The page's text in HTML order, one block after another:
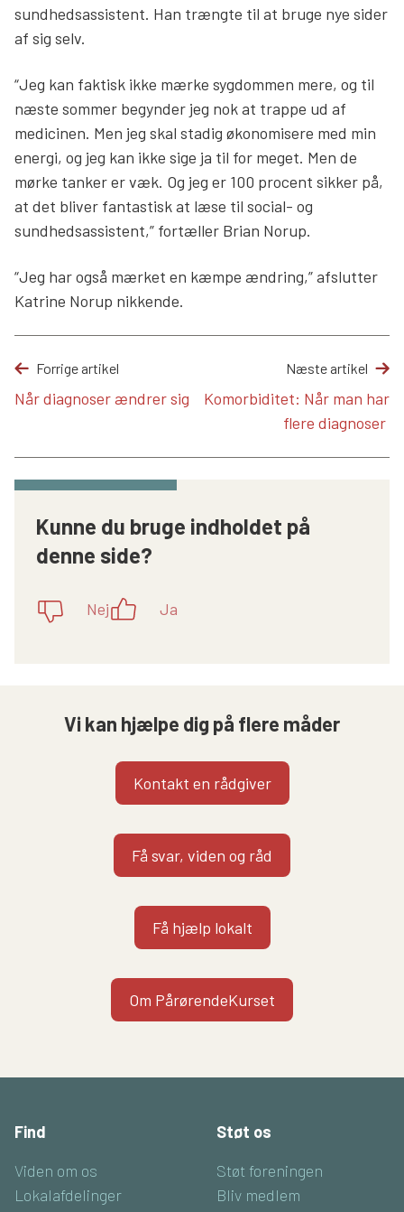
sundhedsassistent. Han trængte til at bruge nye sider
af sig selv.
“Jeg kan faktisk ikke mærke sygdommen mere, og til
næste sommer begynder jeg nok at trappe ud af
medicinen. Men jeg skal stadig økonomisere med min
energi, og jeg kan ikke sige ja til for meget. Men de
mørke tanker er væk. Og jeg er 100 procent sikker på,
at det bliver fantastisk at læse til social- og
sundhedsassistent,” fortæller Brian Norup.
“Jeg har også mærket en kæmpe ændring,” afslutter
Katrine Norup nikkende.
Forrige artikel
Når diagnoser ændrer sig
Næste artikel
Komorbiditet: Når man har
flere diagnoser
Kunne du bruge indholdet på
denne side?
Nej Ja
Vi kan hjælpe dig på flere måder
Kontakt en rådgiver
Få svar, viden og råd
Få hjælp lokalt
Om PårørendeKurset
Find
Viden om os
Lokalafdelinger
Støt os
Støt foreningen
Bliv medlem